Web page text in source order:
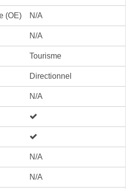
(OE) N/A
N/A
Tourisme
Directionnel
N/A
N/A
N/A